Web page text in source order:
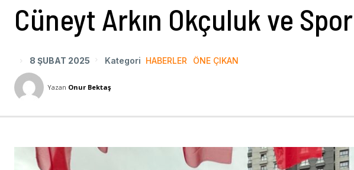
Cüneyt Arkın Okçuluk ve
8 ŞUBAT 2025 Kategori HABERLER ÖNE ÇIKAN
Yazan Onur Bektaş